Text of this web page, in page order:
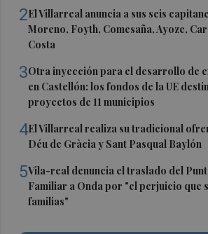
2El Villarreal anuncia a sus seis
Moreno, Foyth, Comesaña, Ayoze,
Costa
3Otra inyección para el desarrollo de
en Castellón: los fondos de la UE
proyectos de 11 municipios
4El Villarreal realiza su tradicional
Déu de Gràcia y Sant Pasqual Baylón
5Vila-real denuncia el traslado del
Familiar a Onda por "el perjuicio que
familias"